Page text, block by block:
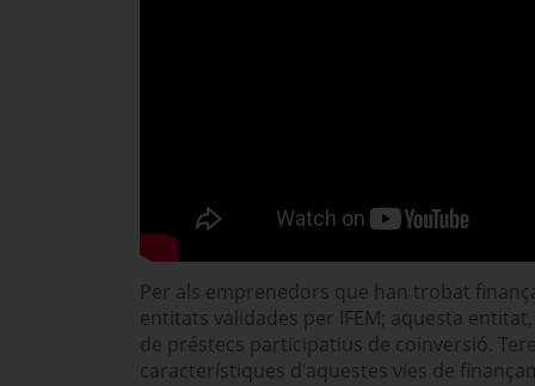
Per als emprenedors que han trobat
entitats validades per IFEM; aquesta entitat,
de préstecs participatius de coinversió.
característiques d'aquestes vies de